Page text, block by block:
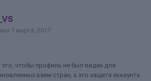
1 марта, 2017
это, чтобы профиль не был виден для
вами стран, а это защита аккаунта